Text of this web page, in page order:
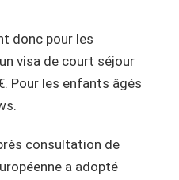
donc pour les
visa de court séjour
Pour les enfants âgés
consultation de
a adopté